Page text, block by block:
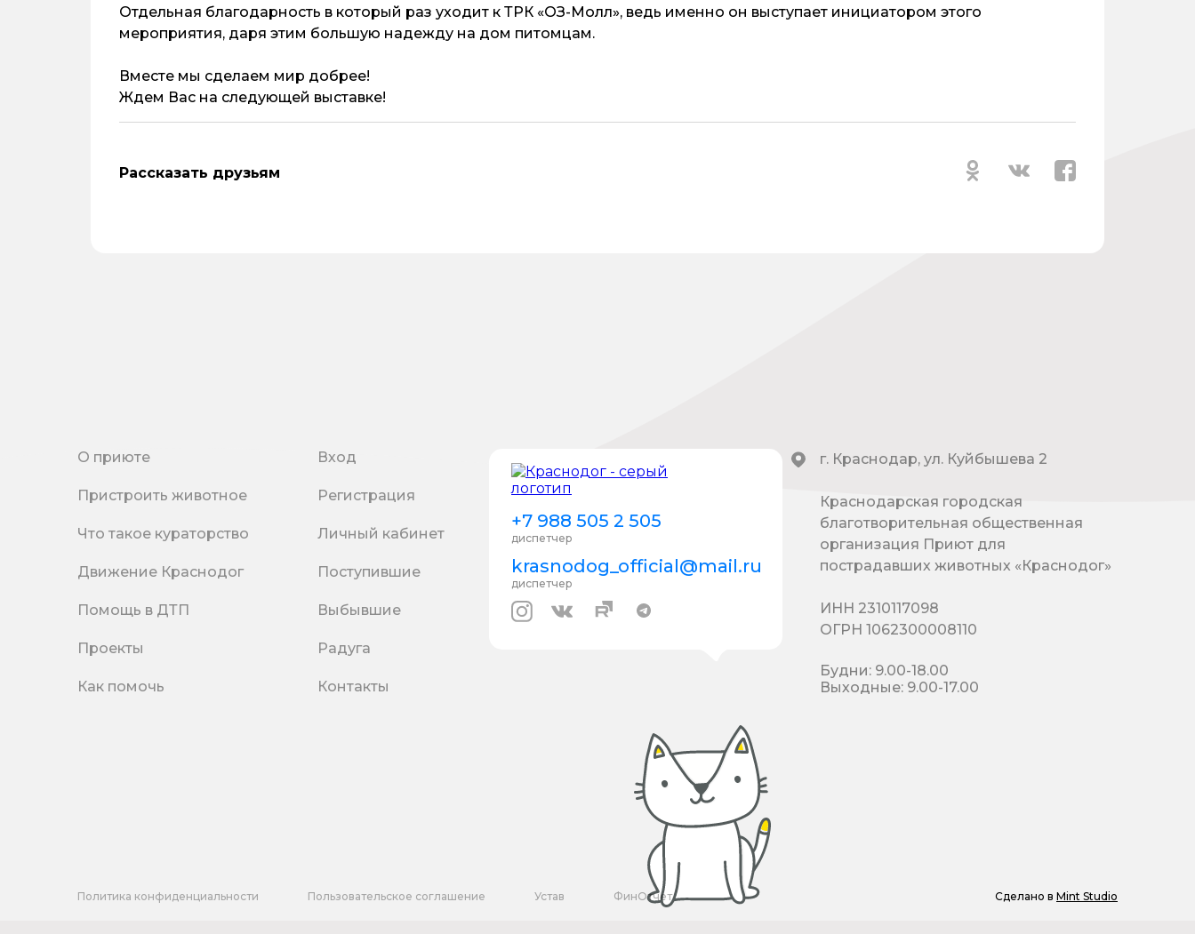
Отдельная благодарность в который раз уходит к ТРК «OЗ-Молл», ведь именно он выступает инициатором этого
мероприятия, даря этим большую надежду на дом питомцам.
Вместе мы сделаем мир добрее!
Ждем Вас на следующей выставке!
Рассказать друзьям
О приюте
Пристроить животное
Что такое кураторство
Движение Краснодог
Помощь в ДТП
Проекты
Как помочь
Вход
Регистрация
Личный кабинет
Поступившие
Выбывшие
Радуга
Контакты
+7 988 505 2 505
диспетчер
krasnodog_official@mail.ru
диспетчер
г. Краснодар, ул. Куйбышева 2
Краснодарская городская
благотворительная общественная
организация Приют для
пострадавших животных «Краснодог»
ИНН 2310117098
ОГРН 1062300008110
Будни: 9.00-18.00
Выходные: 9.00-17.00
Политика конфиденциальности Пользовательское соглашение Устав ФинОтчет Сделано в Mint Studio